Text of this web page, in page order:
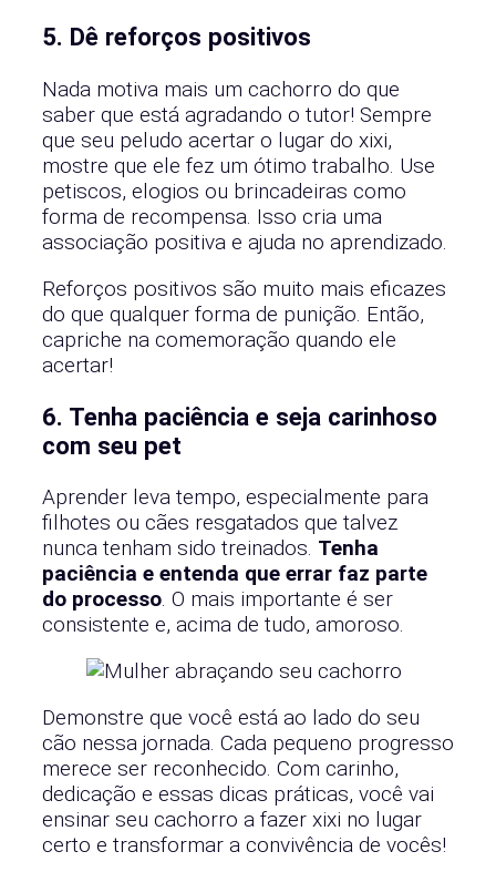
5. Dê reforços positivos
Nada motiva mais um cachorro do que
saber que está agradando o tutor! Sempre
que seu peludo acertar o lugar do xixi,
mostre que ele fez um ótimo trabalho. Use
petiscos, elogios ou brincadeiras como
forma de recompensa. Isso cria uma
associação positiva e ajuda no aprendizado.
Reforços positivos são muito mais eficazes
do que qualquer forma de punição. Então,
capriche na comemoração quando ele
acertar!
6. Tenha paciência e seja carinhoso
com seu pet
Aprender leva tempo, especialmente para
filhotes ou cães resgatados que talvez
nunca tenham sido treinados. Tenha
paciência e entenda que errar faz parte
do processo. O mais importante é ser
consistente e, acima de tudo, amoroso.
Demonstre que você está ao lado do seu
cão nessa jornada. Cada pequeno progresso
merece ser reconhecido. Com carinho,
dedicação e essas dicas práticas, você vai
ensinar seu cachorro a fazer xixi no lugar
certo e transformar a convivência de vocês!